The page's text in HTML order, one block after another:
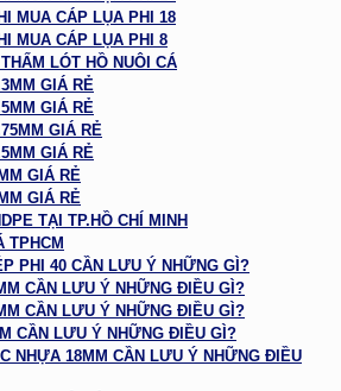
MUA CÁP LỤA PHI 18
MUA CÁP LỤA PHI 8
LÓT HỒ NUÔI CÁ
GIÁ RẺ
GIÁ RẺ
GIÁ RẺ
GIÁ RẺ
GIÁ RẺ
GIÁ RẺ
TẠI TP.HỒ CHÍ MINH
TPHCM
PHI 40 CẦN LƯU Ý NHỮNG GÌ?
CẦN LƯU Ý NHỮNG ĐIỀU GÌ?
CẦN LƯU Ý NHỮNG ĐIỀU GÌ?
CẦN LƯU Ý NHỮNG ĐIỀU GÌ?
NHỰA 18MM CẦN LƯU Ý NHỮNG ĐIỀU